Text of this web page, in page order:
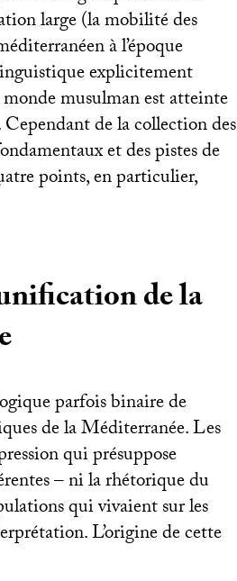
large (la mobilité des
à l’époque
explicitement
musulman est atteinte
de la collection des
et des pistes de
points, en particulier,
de la
parfois binaire de
de la Méditerranée. Les
qui présuppose
– ni la rhétorique du
qui vivaient sur les
L’origine de cette